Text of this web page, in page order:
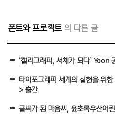
폰트와 프로젝트
‘캘리그래피, 서체가 되다’
타이포그래피 세계의 실현을 위
> 출간
글씨가 된 마음씨, 윤초록우산어